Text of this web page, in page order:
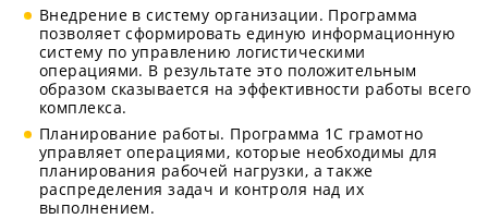
Внедрение в систему организации. Программа
позволяет сформировать единую информационную
систему по управлению логистическими
операциями. В результате это положительным
образом сказывается на эффективности работы всего
комплекса.
Планирование работы. Программа 1С грамотно
управляет операциями, которые необходимы для
планирования рабочей нагрузки, а также
распределения задач и контроля над их
выполнением.